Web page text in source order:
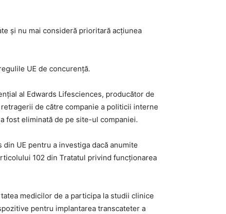
și nu mai consideră prioritară acțiunea
UE de concurență.
al Edwards Lifesciences, producător de
de către companie a politicii interne
fost eliminată de pe site-ul companiei.
UE pentru a investiga dacă anumite
102 din Tratatul privind funcționarea
medicilor de a participa la studii clinice
pentru implantarea transcateter a